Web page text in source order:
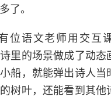
了。
位语文老师用交互
里的场景做成了动态
船，就能弹出诗人当
树叶，还能看到其他